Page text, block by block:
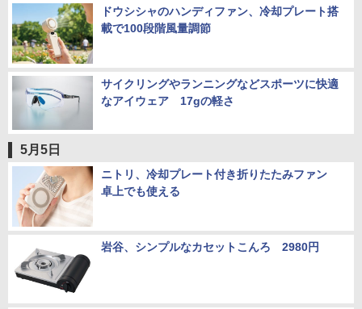
ドウシシャのハンディファン、冷却プレート搭
載で100段階風量調節
サイクリングやランニングなどスポーツに快適
なアイウェア 17gの軽さ
5月5日
ニトリ、冷却プレート付き折りたたみファン
卓上でも使える
岩谷、シンプルなカセットこんろ 2980円